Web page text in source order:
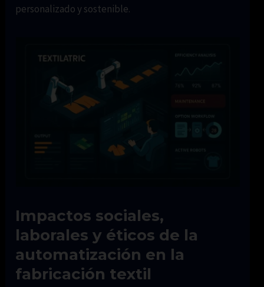
personalizado y sostenible.
Impactos sociales,
laborales y éticos de la
automatización en la
fabricación textil